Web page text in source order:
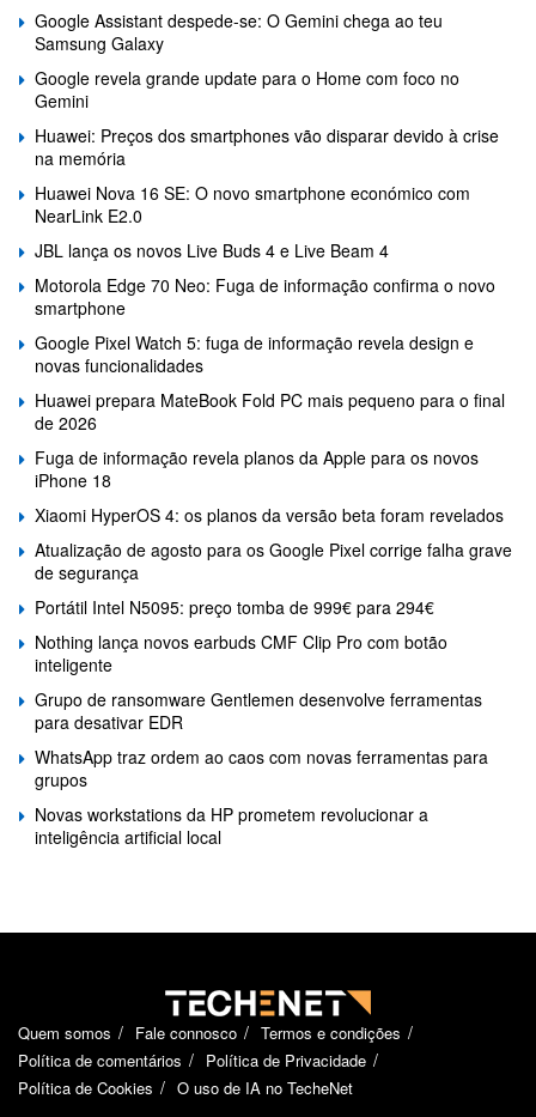
Google Assistant despede-se: O Gemini chega ao teu
Samsung Galaxy
Google revela grande update para o Home com foco no
Gemini
Huawei: Preços dos smartphones vão disparar devido à crise
na memória
Huawei Nova 16 SE: O novo smartphone económico com
NearLink E2.0
JBL lança os novos Live Buds 4 e Live Beam 4
Motorola Edge 70 Neo: Fuga de informação confirma o novo
smartphone
Google Pixel Watch 5: fuga de informação revela design e
novas funcionalidades
Huawei prepara MateBook Fold PC mais pequeno para o final
de 2026
Fuga de informação revela planos da Apple para os novos
iPhone 18
Xiaomi HyperOS 4: os planos da versão beta foram revelados
Atualização de agosto para os Google Pixel corrige falha grave
de segurança
Portátil Intel N5095: preço tomba de 999€ para 294€
Nothing lança novos earbuds CMF Clip Pro com botão
inteligente
Grupo de ransomware Gentlemen desenvolve ferramentas
para desativar EDR
WhatsApp traz ordem ao caos com novas ferramentas para
grupos
Novas workstations da HP prometem revolucionar a
inteligência artificial local
Quem somos Fale connosco
Termos e condições
Política de comentários
Política de Privacidade
Política de Cookies
O uso de IA no TecheNet